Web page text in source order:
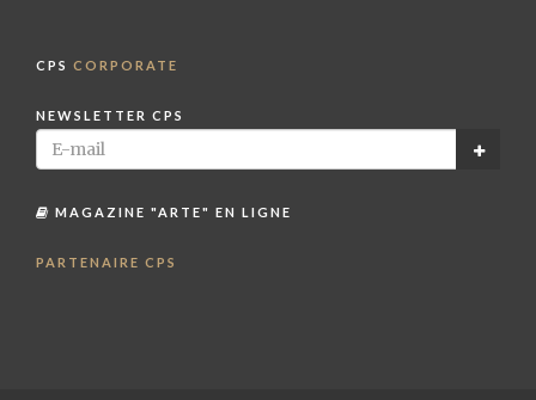
CPS CORPORATE
NEWSLETTER CPS
MAGAZINE "ARTE" EN LIGNE
PARTENAIRE CPS